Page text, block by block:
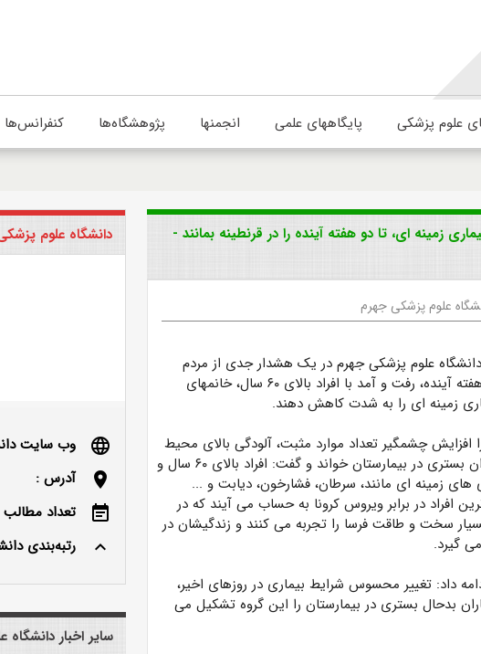
علوم پزشکی پایگاههای علمی انجمنها پژوهشگاه‌ها کنفرانس‌ها
افراد دارای بیماری زمینه ای، تا دو هفته آینده را در قرنطینه بمانند -
علوم پزشکی جهرم
علوم پزشکی جهرم در یک هشدار جدی از مردم
خواست، حداقل تا دو هفته آینده، رفت و آمد با افراد بالای ۶۰ سال، خانمهای
زمینه ای را به شدت کاهش دهند.
چشمگیر تعداد موارد مثبت، آلودگی بالای محیط
و بالا رفتن تعداد بیماران بستری در بیمارستان خواند و گفت: افراد بالای ۶۰ سال و
های زمینه ای مانند، سرطان، فشارخون، دیابت و ...
افراد در برابر ویروس کرونا به حساب می آیند که در
سخت و طاقت فرسا را تجربه می کنند و زندگیشان در
گیرد.
داد: تغییر محسوس شرایط بیماری در روزهای اخیر،
بدحال بستری در بیمارستان را این گروه تشکیل می
دانشگاه علوم
language
وب سایت
location_on
آدرس :
event_note
تعداد مطالب :
keyboard_arrow_up
رتبه‌بندی
سایر اخبار